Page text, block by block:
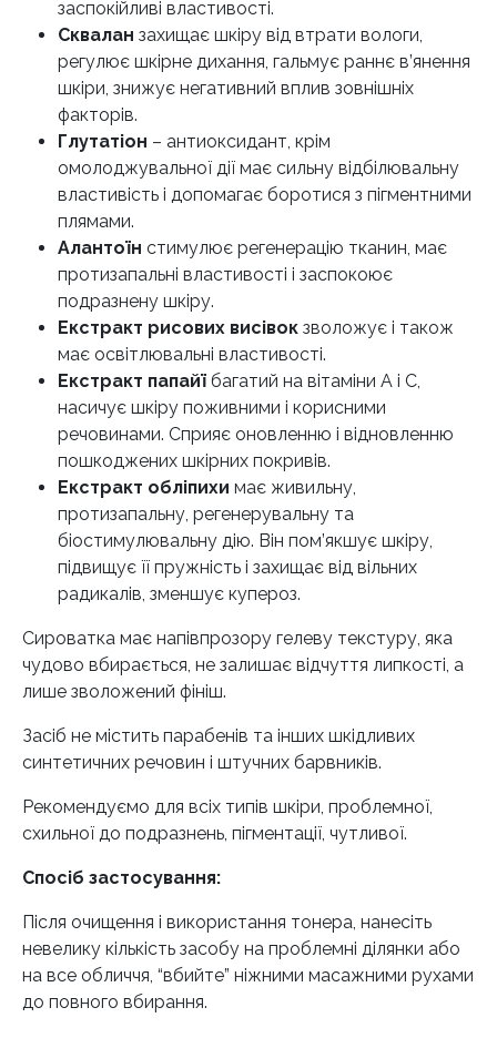
заспокійливі властивості.
Сквалан захищає шкіру від втрати вологи,
регулює шкірне дихання, гальмує раннє в’янення
шкіри, знижує негативний вплив зовнішніх
факторів.
Глутатіон – антиоксидант, крім
омолоджувальної дії має сильну відбілювальну
властивість і допомагає боротися з пігментними
плямами.
Алантоїн стимулює регенерацію тканин, має
протизапальні властивості і заспокоює
подразнену шкіру.
Екстракт рисових висівок зволожує і також
має освітлювальні властивості.
Екстракт папайї багатий на вітаміни А і С,
насичує шкіру поживними і корисними
речовинами. Сприяє оновленню і відновленню
пошкоджених шкірних покривів.
Екстракт обліпихи має живильну,
протизапальну, регенерувальну та
біостимулювальну дію. Він пом’якшує шкіру,
підвищує її пружність і захищає від вільних
радикалів, зменшує купероз.
Сироватка має напівпрозору гелеву текстуру, яка
чудово вбирається, не залишає відчуття липкості, а
лише зволожений фініш.
Засіб не містить парабенів та інших шкідливих
синтетичних речовин і штучних барвників.
Рекомендуємо для всіх типів шкіри, проблемної,
схильної до подразнень, пігментації, чутливої.
Спосіб застосування:
Після очищення і використання тонера, нанесіть
невелику кількість засобу на проблемні ділянки або
на все обличчя, “вбийте” ніжними масажними рухами
до повного вбирання.